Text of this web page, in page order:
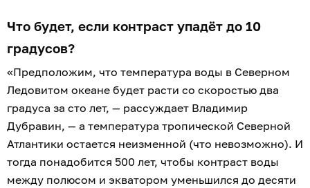
Что будет, если контраст упадёт до 10
градусов?
«Предположим, что температура воды в Северном
Ледовитом океане будет расти со скоростью два
градуса за сто лет, — рассуждает Владимир
Дубравин, — а температура тропической Северной
Атлантики остается неизменной (что невозможно). И
тогда понадобится 500 лет, чтобы контраст воды
между полюсом и экватором уменьшился до десяти